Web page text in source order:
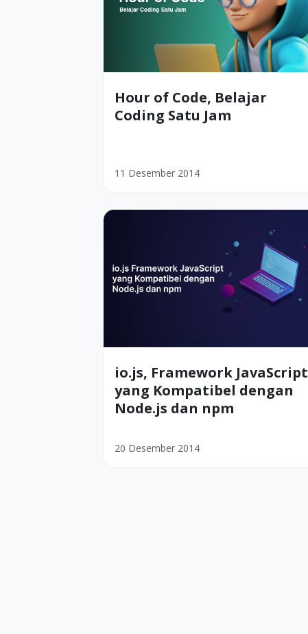
Hour of Code, Belajar
Coding Satu Jam
11 Desember 2014
io.js, Framework JavaScript
yang Kompatibel dengan
Node.js dan npm
20 Desember 2014